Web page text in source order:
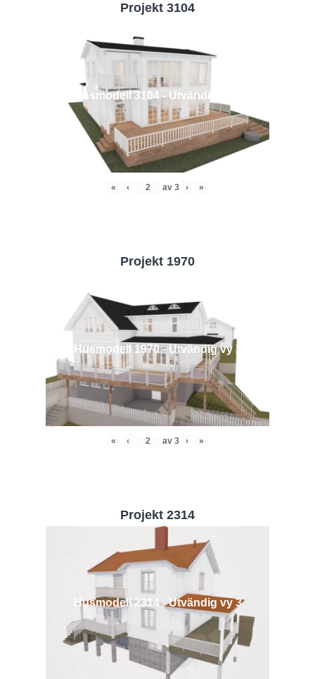
Projekt 3104
Husmodell 3104 - Utvändig vy 2
« ‹ av 3 › »
Projekt 1970
Husmodell 1970 - Utvändig vy 2
« ‹ av 3 › »
Projekt 2314
Husmodell 2314 - Utvändig vy 3